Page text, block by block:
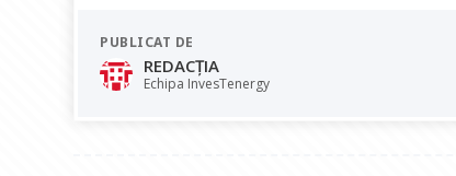
e
b
o
at
s
A dI
PUBLICAT DE
REDACȚIA
Echipa InvesTenergy